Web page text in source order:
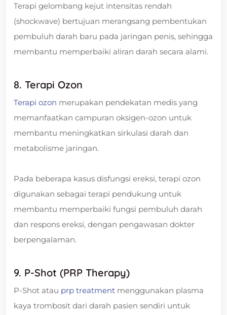
Terapi gelombang kejut intensitas rendah
(shockwave) bertujuan merangsang pembentukan
pembuluh darah baru pada jaringan penis, sehingga
membantu memperbaiki aliran darah secara alami.
8. Terapi Ozon
Terapi ozon merupakan pendekatan medis yang
memanfaatkan campuran oksigen-ozon untuk
membantu meningkatkan sirkulasi darah dan
metabolisme jaringan.
Pada beberapa kasus disfungsi ereksi, terapi ozon
digunakan sebagai terapi pendukung untuk
membantu memperbaiki fungsi pembuluh darah
dan respons ereksi, dengan pengawasan dokter
berpengalaman.
9. P-Shot (PRP Therapy)
P-Shot atau prp treatment menggunakan plasma
kaya trombosit dari darah pasien sendiri untuk